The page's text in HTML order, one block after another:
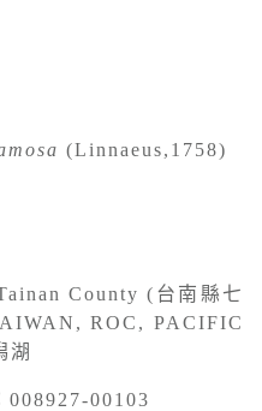
(Linnaeus,1758)
County (台南縣七
ROC, PACIFIC
湖
008927-00103